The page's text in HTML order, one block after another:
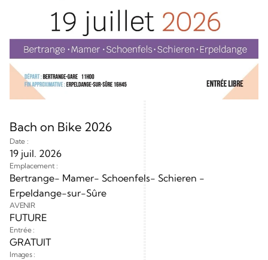
Bach on Bike 2026
Date :
19 juil. 2026
Emplacement :
Bertrange- Mamer- Schoenfels- Schieren -
Erpeldange-sur-Sûre
AVENIR
FUTURE
Entrée :
GRATUIT
Images :